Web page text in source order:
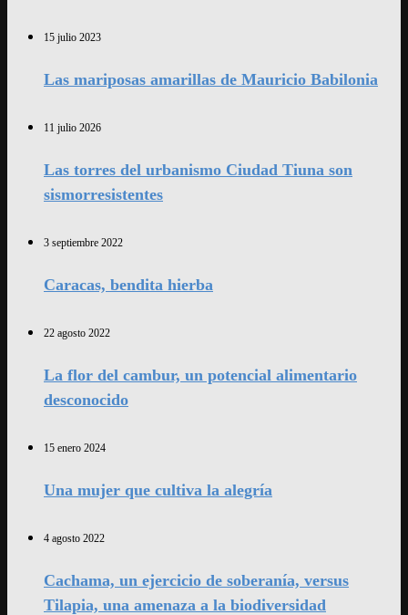
15 julio 2023
Las mariposas amarillas de Mauricio Babilonia
11 julio 2026
Las torres del urbanismo Ciudad Tiuna son
sismorresistentes
3 septiembre 2022
Caracas, bendita hierba
22 agosto 2022
La flor del cambur, un potencial alimentario
desconocido
15 enero 2024
Una mujer que cultiva la alegría
4 agosto 2022
Cachama, un ejercicio de soberanía, versus
Tilapia, una amenaza a la biodiversidad